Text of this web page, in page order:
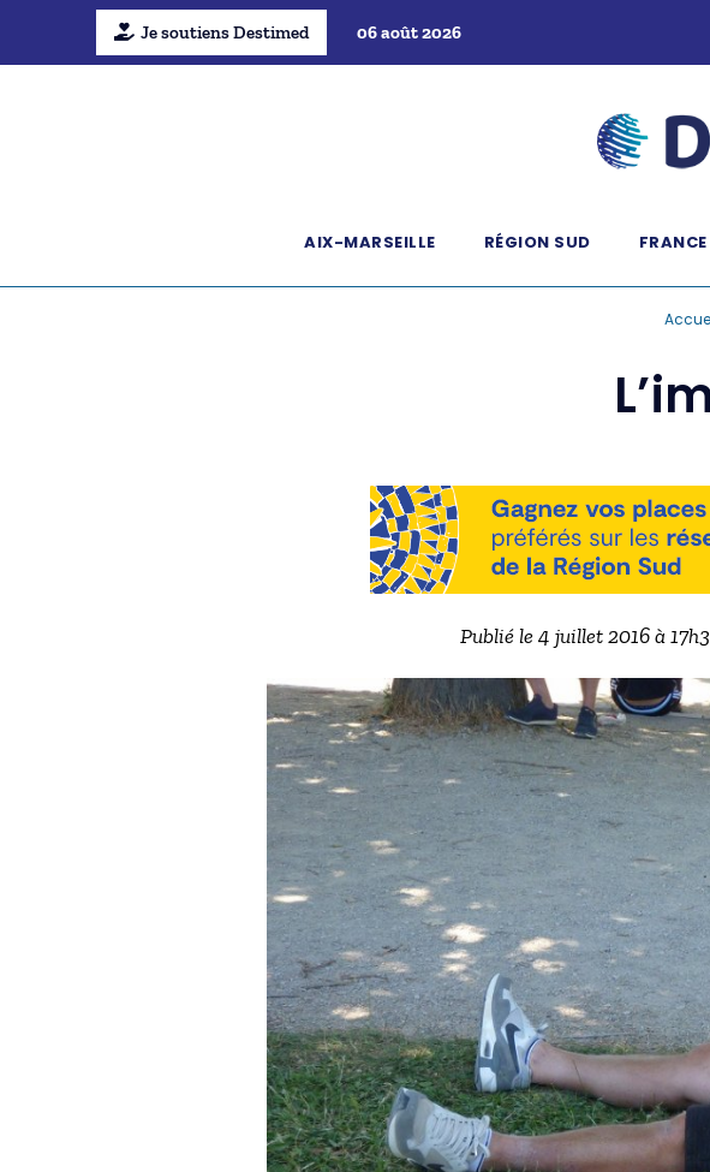
Je soutiens Destimed 06 août 2026
AIX-MARSEILLE RÉGION SUD FRANCE
Publié le 4 juillet 2016 à